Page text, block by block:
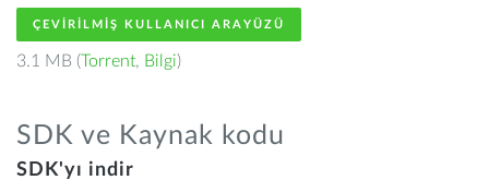
ÇEVIRILMIŞ KULLANICI ARAYÜZÜ
3.1 MB (Torrent, Bilgi)
SDK ve Kaynak kodu
SDK'yı indir